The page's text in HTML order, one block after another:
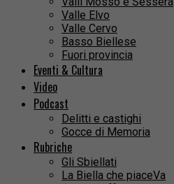
Valle Elvo
Valle Cervo
Basso Biellese
Fuori provincia
Eventi & Cultura
Video
Podcast
Delitti e castighi
Gocce di Memoria
Rubriche
Gli Sbiellati
La Biella che piaceVa